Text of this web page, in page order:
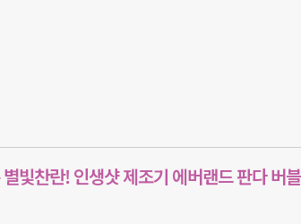
빛찬란! 인생샷 제조기 에버랜드 판다 버